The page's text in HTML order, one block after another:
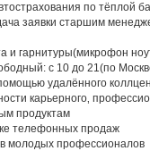
по тёплой
заявки старшим
и гарнитуры(микрофон
с 10 до 21(по
удалённого
карьерного‚
продуктам
телефонных продаж
молодых профессионалов